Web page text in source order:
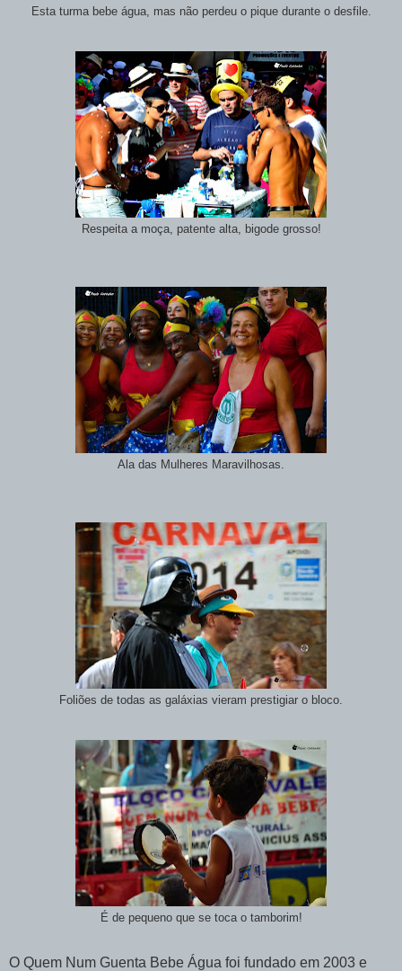
Esta turma bebe água, mas não perdeu o pique durante o desfile.
Respeita a moça, patente alta, bigode grosso!
Ala das Mulheres Maravilhosas.
Foliões de todas as galáxias vieram prestigiar o bloco.
É de pequeno que se toca o tamborim!
O Quem Num Guenta Bebe Água foi fundado em 2003 e